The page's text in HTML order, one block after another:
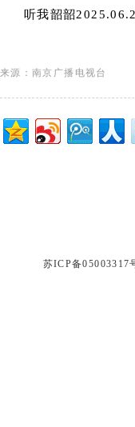
听我韶韶
来源：南京广播电视台
苏ICP备05003317